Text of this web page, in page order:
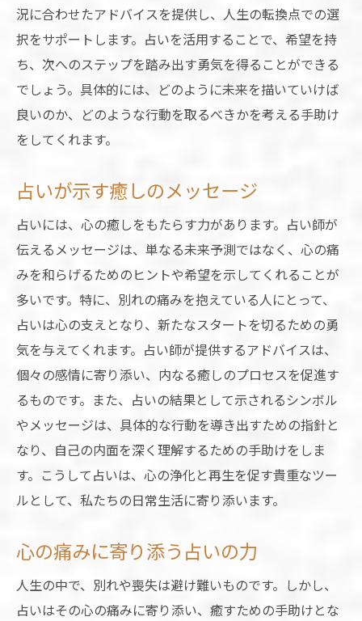
況に合わせたアドバイスを提供し、人生の転換点での選
択をサポートします。占いを活用することで、希望を持
ち、次へのステップを踏み出す勇気を得ることができる
でしょう。具体的には、どのように未来を描いていけば
良いのか、どのような行動を取るべきかを考える手助け
をしてくれます。
占いが示す癒しのメッセージ
占いには、心の癒しをもたらす力があります。占い師が
伝えるメッセージは、単なる未来予測ではなく、心の痛
みを和らげるためのヒントや希望を示してくれることが
多いです。特に、別れの痛みを抱えている人にとって、
占いは心の支えとなり、新たなスタートを切るための勇
気を与えてくれます。占い師が提供するアドバイスは、
個々の感情に寄り添い、内なる癒しのプロセスを促進す
るものです。また、占いの結果として示されるシンボル
やメッセージは、具体的な行動を導き出すための指針と
なり、自己の内面を深く理解するための手助けをしま
す。こうして占いは、心の浄化と再生を促す貴重なツー
ルとして、私たちの日常生活に寄り添います。
心の痛みに寄り添う占いの力
人生の中で、別れや喪失は避け難いものです。しかし、
占いはその心の痛みに寄り添い、癒すための手助けとな